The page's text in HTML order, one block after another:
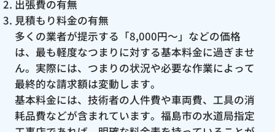
出張費の有無
見積もり料金の有無
多くの業者が提示する「8,000円〜」などの価格
は、最も軽度なつまりに対する基本料金に過ぎませ
ん。実際には、つまりの状況や必要な作業によって
最終的な請求額は変動します。
基本料金には、技術者の人件費や車両費、工具の消
耗品費などが含まれています。福島市の水道局指定